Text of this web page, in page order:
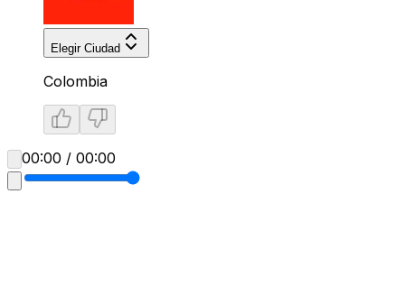
Elegir Ciudad
Colombia
00:00 / 00:00